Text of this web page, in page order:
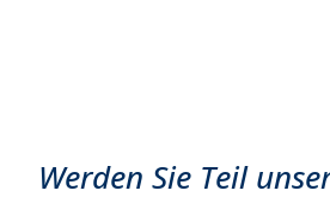
Werden Sie Teil